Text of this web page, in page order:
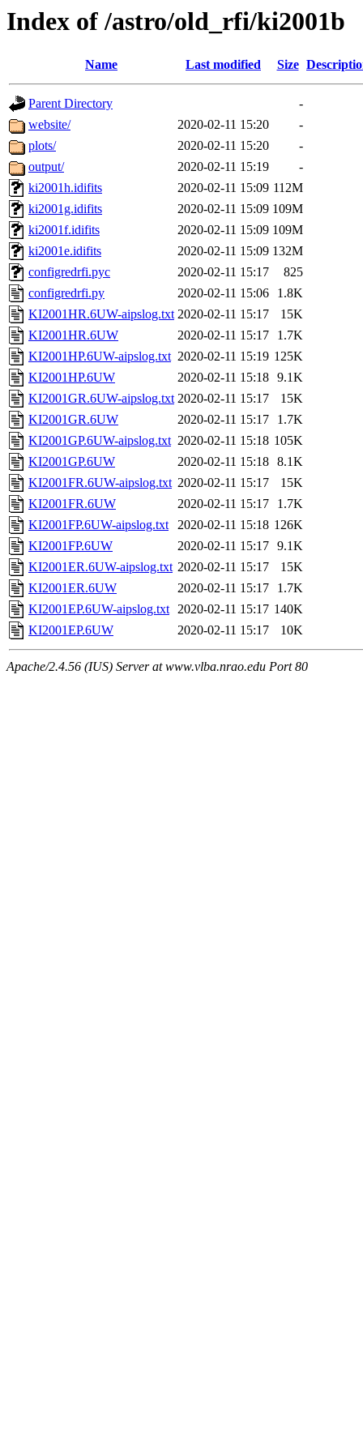
Index of /astro/old_rfi/ki2001b
Name Last modified Size
Parent Directory
-
website/
2020-02-11 15:20
-
plots/
2020-02-11 15:20
-
output/
2020-02-11 15:19
-
ki2001h.idifits
2020-02-11 15:09 112M
ki2001g.idifits
2020-02-11 15:09 109M
ki2001f.idifits
2020-02-11 15:09 109M
ki2001e.idifits
2020-02-11 15:09 132M
configredrfi.pyc
2020-02-11 15:17
825
configredrfi.py
2020-02-11 15:06
1.8K
KI2001HR.6UW-aipslog.txt 2020-02-11 15:17
15K
KI2001HR.6UW
2020-02-11 15:17
1.7K
KI2001HP.6UW-aipslog.txt 2020-02-11 15:19 125K
KI2001HP.6UW
2020-02-11 15:18 9.1K
KI2001GR.6UW-aipslog.txt 2020-02-11 15:17
15K
KI2001GR.6UW
2020-02-11 15:17
1.7K
KI2001GP.6UW-aipslog.txt 2020-02-11 15:18 105K
KI2001GP.6UW
2020-02-11 15:18 8.1K
KI2001FR.6UW-aipslog.txt 2020-02-11 15:17
15K
KI2001FR.6UW
2020-02-11 15:17
1.7K
KI2001FP.6UW-aipslog.txt
2020-02-11 15:18 126K
KI2001FP.6UW
2020-02-11 15:17 9.1K
KI2001ER.6UW-aipslog.txt 2020-02-11 15:17
15K
KI2001ER.6UW
2020-02-11 15:17
1.7K
KI2001EP.6UW-aipslog.txt 2020-02-11 15:17 140K
KI2001EP.6UW
2020-02-11 15:17 10K
Apache/2.4.56 (IUS) Server at www.vlba.nrao.edu Port 80